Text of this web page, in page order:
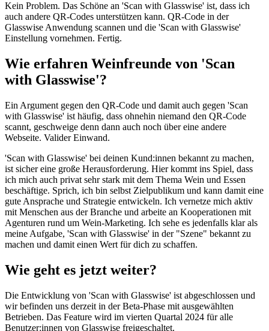
Kein Problem. Das Schöne an 'Scan with Glasswise' ist, dass ich
auch andere QR-Codes unterstützen kann. QR-Code in der
Glasswise Anwendung scannen und die 'Scan with Glasswise'
Einstellung vornehmen. Fertig.
Wie erfahren Weinfreunde von 'Scan
with Glasswise'?
Ein Argument gegen den QR-Code und damit auch gegen 'Scan
with Glasswise' ist häufig, dass ohnehin niemand den QR-Code
scannt, geschweige denn dann auch noch über eine andere
Webseite. Valider Einwand.
'Scan with Glasswise' bei deinen Kund:innen bekannt zu machen,
ist sicher eine große Herausforderung. Hier kommt ins Spiel, dass
ich mich auch privat sehr stark mit dem Thema Wein und Essen
beschäftige. Sprich, ich bin selbst Zielpublikum und kann damit eine
gute Ansprache und Strategie entwickeln. Ich vernetze mich aktiv
mit Menschen aus der Branche und arbeite an Kooperationen mit
Agenturen rund um Wein-Marketing. Ich sehe es jedenfalls klar als
meine Aufgabe, 'Scan with Glasswise' in der "Szene" bekannt zu
machen und damit einen Wert für dich zu schaffen.
Wie geht es jetzt weiter?
Die Entwicklung von 'Scan with Glasswise' ist abgeschlossen und
wir befinden uns derzeit in der Beta-Phase mit ausgewählten
Betrieben. Das Feature wird im vierten Quartal 2024 für alle
Benutzer:innen von Glasswise freigeschaltet.